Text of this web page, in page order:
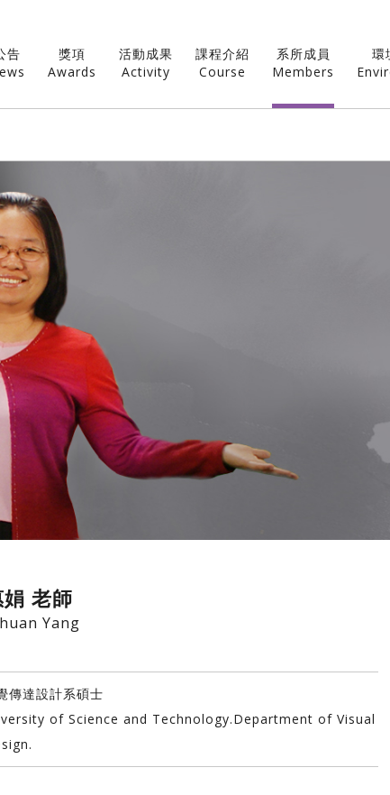
告
獎項
Awards
活動成果
Activity
課程介紹
Course
系所成員
Members
環
老師
Yang
傳達設計系碩士
of Science and Technology.Department of Visual